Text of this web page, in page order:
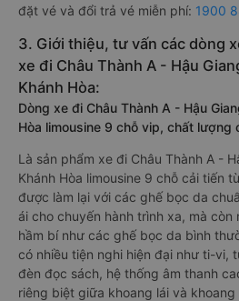
đặt vé và đổi trả vé miễn phí: 1900
3. Giới thiệu, tư vấn các dòng
xe đi Châu Thành A - Hậu
Khánh Hòa:
Dòng xe đi Châu Thành A - Hậu
Hòa limousine 9 chỗ vip, chất lượng
Là sản phẩm xe đi Châu Thành A -
Khánh Hòa limousine 9 chỗ cải tiến
được làm lại với các ghế bọc da
ái cho chuyến hành trình xa, mà
hầm bí như các ghế bọc da bình
có nhiều tiện nghi hiện đại như ti-vi,
đèn đọc sách, hệ thống âm thanh
riêng biệt giữa khoang lái và khoang